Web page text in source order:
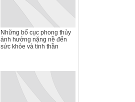
Những bố cục phong thủy
ảnh hưởng nặng nề đến
sức khỏe và tinh thần